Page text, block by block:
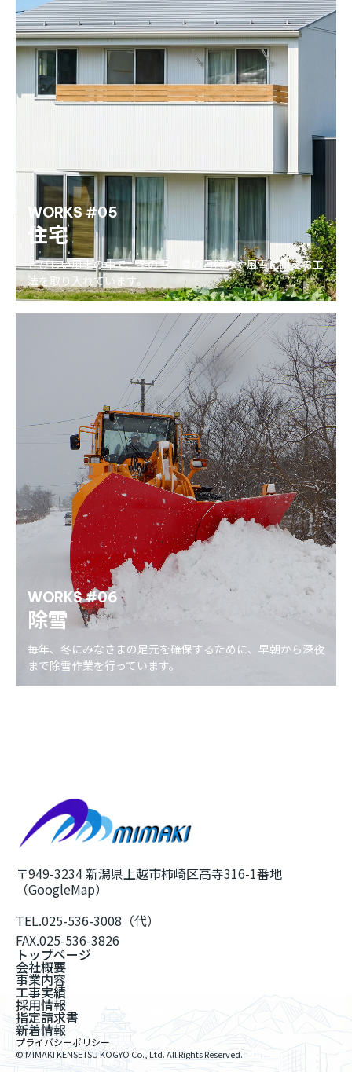
WORKS #05
住宅
きびしい風土の中で、冬の雪、夏の日照りや風雪に耐える工
法を取り入れています。
WORKS #06
除雪
毎年、冬にみなさまの足元を確保するために、早朝から深夜
まで除雪作業を行っています。
〒949-3234 新潟県上越市柿崎区高寺316-1番地
（GoogleMap）
TEL.025-536-3008（代）
FAX.025-536-3826
トップページ
会社概要
事業内容
工事実績
採用情報
指定請求書
新着情報
プライバシーポリシー
© MIMAKI KENSETSU KOGYO Co., Ltd. All Rights Reserved.